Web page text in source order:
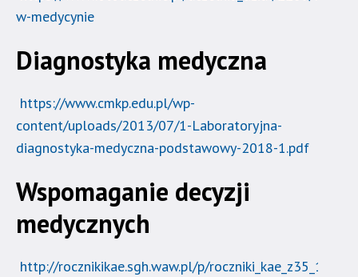
w-medycynie
Diagnostyka medyczna
https://www.cmkp.edu.pl/wp-
content/uploads/2013/07/1-Laboratoryjna-
diagnostyka-medyczna-podstawowy-2018-1.pdf
Wspomaganie decyzji
medycznych
http://rocznikikae.sgh.waw.pl/p/roczniki_kae_z35_16.pdf